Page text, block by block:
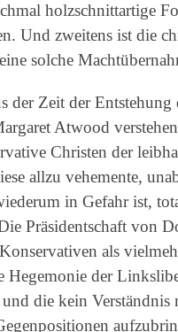
holzschnittartige
Und zweitens ist die
solche
der Zeit der Entstehung
Atwood
Christen der
allzu vehemente,
in Gefahr ist,
Präsidentschaft von
als
Hegemonie der
die kein